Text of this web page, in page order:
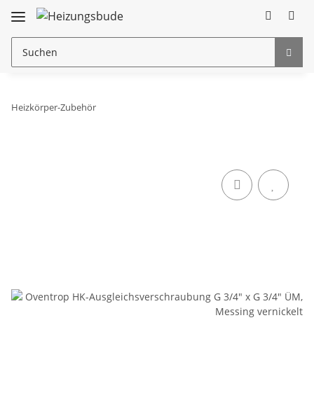
Heizkörper-Zubehör